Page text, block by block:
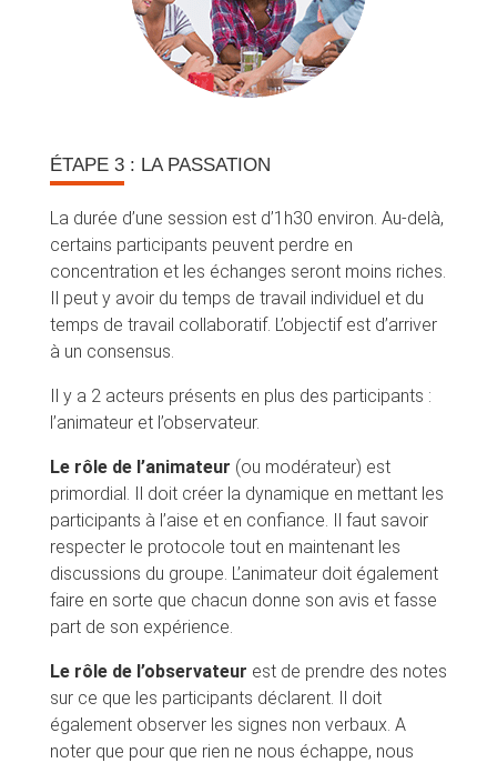
ÉTAPE 3: LA PASSATION
La durée d’une session est d’1h30 environ. Au-delà,
certains participants peuvent perdre en
concentration et les échanges seront moins riches.
Il peut y avoir du temps de travail individuel et du
temps de travail collaboratif. L’objectif est d’arriver
à un consensus.
Il y a 2 acteurs présents en plus des participants :
l’animateur et l’observateur.
Le rôle de l’animateur (ou modérateur) est
primordial. Il doit créer la dynamique en mettant les
participants à l’aise et en confiance. Il faut savoir
respecter le protocole tout en maintenant les
discussions du groupe. L’animateur doit également
faire en sorte que chacun donne son avis et fasse
part de son expérience.
Le rôle de l’observateur est de prendre des notes
sur ce que les participants déclarent. Il doit
également observer les signes non verbaux. A
noter que pour que rien ne nous échappe, nous